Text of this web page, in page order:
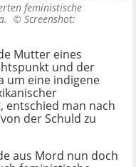
feministische
© Screenshot:
Mutter eines
und der
um eine indigene
entschied man nach
der Schuld zu
aus Mord nun doch